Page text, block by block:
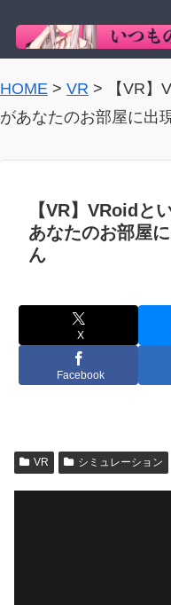
HOME > VR >
【VR
があなたのお部屋に出
【VR】VRoidと
あなたのお部屋
ん
X
Facebook
VR シミュレーション